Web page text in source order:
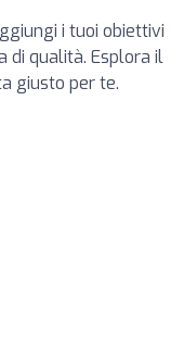
i tuoi obiettivi
di qualità. Esplora il
giusto per te.